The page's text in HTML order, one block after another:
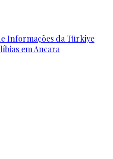
Informações da Türkiye
em Ancara